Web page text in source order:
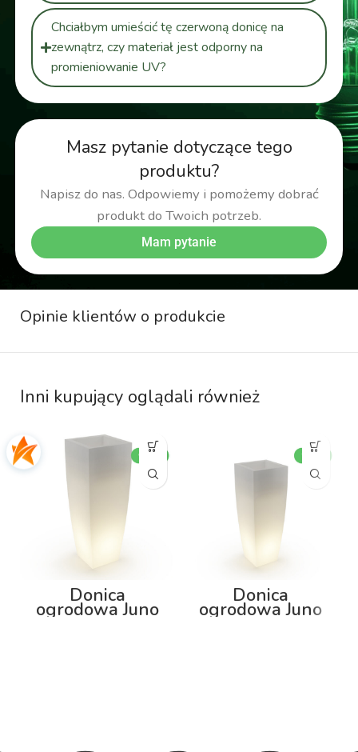
Masz pytanie dotyczące tego
produktu?
Napisz do nas. Odpowiemy i pomożemy dobrać
produkt do Twoich potrzeb.
Mam pytanie
Chciałbym umieścić tę czerwoną donicę na
zewnątrz, czy materiał jest odporny na
promieniowanie UV?
Opinie klientów o produkcie
Inni kupujący oglądali również
Donica
ogrodowa Juno
Donica
ogrodowa Juno